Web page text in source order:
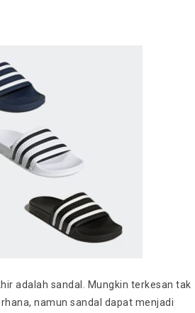
adalah sandal. Mungkin terkesan tak
namun sandal dapat menjadi